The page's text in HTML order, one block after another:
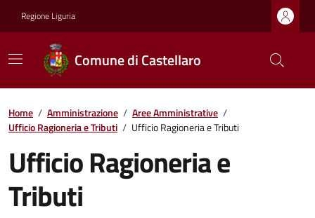
Regione Liguria
Comune di Castellaro
Home / Amministrazione / Aree Amministrative /
Ufficio Ragioneria e Tributi / Ufficio Ragioneria e Tributi
Ufficio Ragioneria e
Tributi